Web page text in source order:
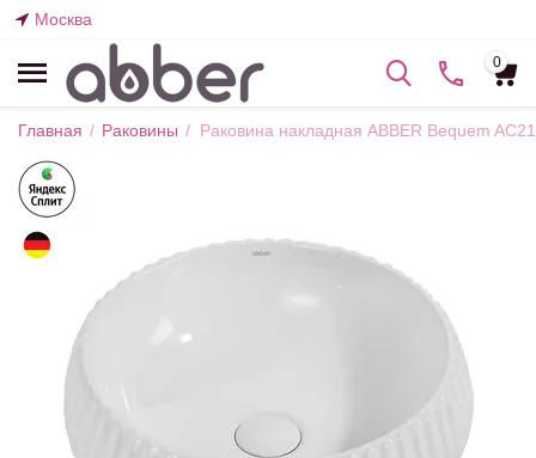
Москва
0
Главная / Раковины / Раковина накладная ABBER Bequem